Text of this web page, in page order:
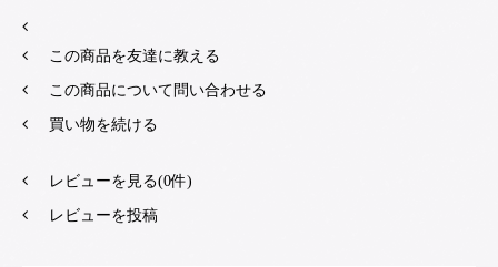
この商品を友達に教える
この商品について問い合わせる
買い物を続ける
レビューを見る(0件)
レビューを投稿